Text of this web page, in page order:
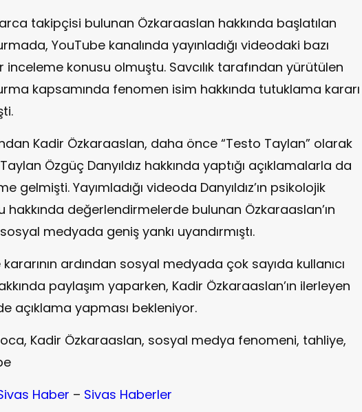
takipçisi bulunan Özkaraaslan hakkında başlatılan
YouTube kanalında yayınladığı videodaki bazı
inceleme konusu olmuştu. Savcılık tarafından yürütülen
kapsamında fenomen isim hakkında tutuklama kararı
Kadir Özkaraaslan, daha önce “Testo Taylan” olarak
Özgüç Danyıldız hakkında yaptığı açıklamalarla da
gelmişti. Yayımladığı videoda Danyıldız’ın psikolojik
hakkında değerlendirmelerde bulunan Özkaraaslan’ın
medyada geniş yankı uyandırmıştı.
ardından sosyal medyada çok sayıda kullanıcı
paylaşım yaparken, Kadir Özkaraaslan’ın ilerleyen
açıklama yapması bekleniyor.
Kadir Özkaraaslan, sosyal medya fenomeni, tahliye,
Haber – Sivas Haberler